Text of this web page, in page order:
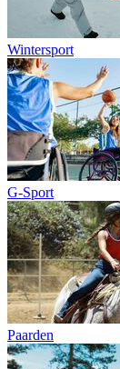
Wintersport
G-Sport
Paarden